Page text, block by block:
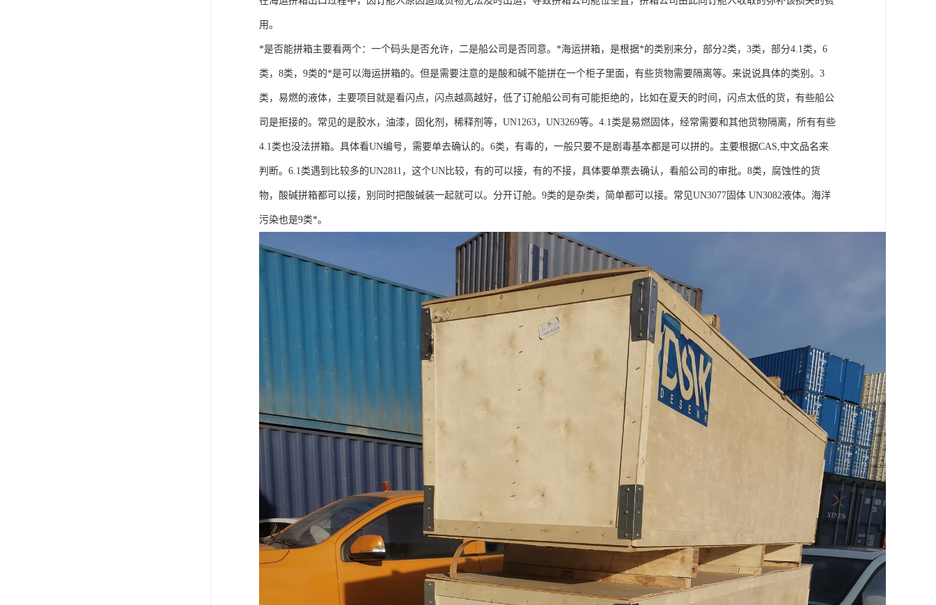
用。
*是否能拼箱主要看两个：一个码头是否允许，二是船公司是否同意。*海运拼箱，是根据*的类别来分，部分2类，3类，部分4.1类，6
类，8类，9类的*是可以海运拼箱的。但是需要注意的是酸和碱不能拼在一个柜子里面，有些货物需要隔离等。来说说具体的类别。3
类，易燃的液体，主要项目就是看闪点，闪点越高越好，低了订舱船公司有可能拒绝的，比如在夏天的时间，闪点太低的货，有些船公
司是拒接的。常见的是胶水，油漆，固化剂，稀释剂等，UN1263，UN3269等。4.1类是易燃固体，经常需要和其他货物隔离，所有有些
4.1类也没法拼箱。具体看UN编号，需要单去确认的。6类，有毒的，一般只要不是剧毒基本都是可以拼的。主要根据CAS,中文品名来
判断。6.1类遇到比较多的UN2811，这个UN比较，有的可以接，有的不接，具体要单票去确认，看船公司的审批。8类，腐蚀性的货
物，酸碱拼箱都可以接，别同时把酸碱装一起就可以。分开订舱。9类的是杂类，简单都可以接。常见UN3077固体 UN3082液体。海洋
污染也是9类*。